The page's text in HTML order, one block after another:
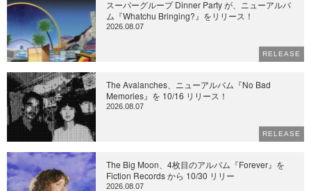
スーパーグループ Dinner Party が、ニューアルバ
ム『Whatchu Bringing?』をリリース！
2026.08.07
RELEASE
The Avalanches、ニューアルバム『No Bad
Memories』を 10/16 リリース！
2026.08.07
RELEASE
The Big Moon、4枚目のアルバム『Forever』を
Fiction Records から 10/30 リリー
2026.08.07